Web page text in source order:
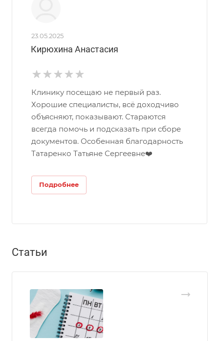
23.05.2025
Кирюхина Анастасия
Клинику посещаю не первый раз.
Хорошие специалисты, всё доходчиво
объясняют, показывают. Стараются
всегда помочь и подсказать при сборе
документов. Особенная благодарность
Татаренко Татьяне Сергеевне❤️
Подробнее
Статьи